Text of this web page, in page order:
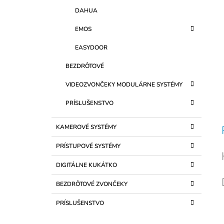
DAHUA
EMOS
EASYDOOR
BEZDRÔTOVÉ
VIDEOZVONČEKY MODULÁRNE SYSTÉMY
PRÍSLUŠENSTVO
KAMEROVÉ SYSTÉMY
PRÍSTUPOVÉ SYSTÉMY
DIGITÁLNE KUKÁTKO
BEZDRÔTOVÉ ZVONČEKY
PRÍSLUŠENSTVO